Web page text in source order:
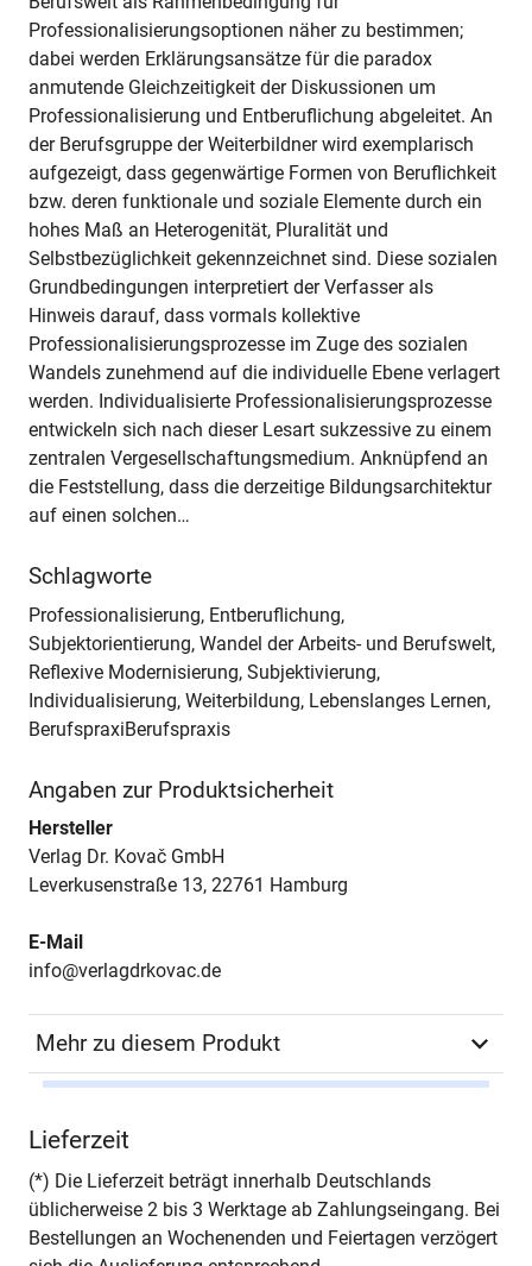
Professionalisierungsoptionen näher zu bestimmen;
dabei werden Erklärungsansätze für die paradox
anmutende Gleichzeitigkeit der Diskussionen um
Professionalisierung und Entberuflichung abgeleitet. An
der Berufsgruppe der Weiterbildner wird exemplarisch
aufgezeigt, dass gegenwärtige Formen von Beruflichkeit
bzw. deren funktionale und soziale Elemente durch ein
hohes Maß an Heterogenität, Pluralität und
Selbstbezüglichkeit gekennzeichnet sind. Diese sozialen
Grundbedingungen interpretiert der Verfasser als
Hinweis darauf, dass vormals kollektive
Professionalisierungsprozesse im Zuge des sozialen
Wandels zunehmend auf die individuelle Ebene verlagert
werden. Individualisierte Professionalisierungsprozesse
entwickeln sich nach dieser Lesart sukzessive zu einem
zentralen Vergesellschaftungsmedium. Anknüpfend an
die Feststellung, dass die derzeitige Bildungsarchitektur
auf einen solchen…
Schlagworte
Professionalisierung, Entberuflichung,
Subjektorientierung, Wandel der Arbeits- und Berufswelt,
Reflexive Modernisierung, Subjektivierung,
Individualisierung, Weiterbildung, Lebenslanges Lernen,
BerufspraxiBerufspraxis
Angaben zur Produktsicherheit
Hersteller
Verlag Dr. Kovač GmbH
Leverkusenstraße 13, 22761 Hamburg
E-Mail
info@verlagdrkovac.de
Mehr zu diesem Produkt
Seiten 266
Jahr Hamburg 2013
Lieferzeit
(*) Die Lieferzeit beträgt innerhalb Deutschlands
üblicherweise 2 bis 3 Werktage ab Zahlungseingang. Bei
Bestellungen an Wochenenden und Feiertagen verzögert